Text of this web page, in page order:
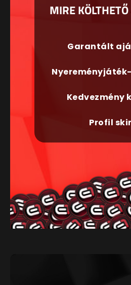
MIRE
Garantált
Kedvezmény
Profil